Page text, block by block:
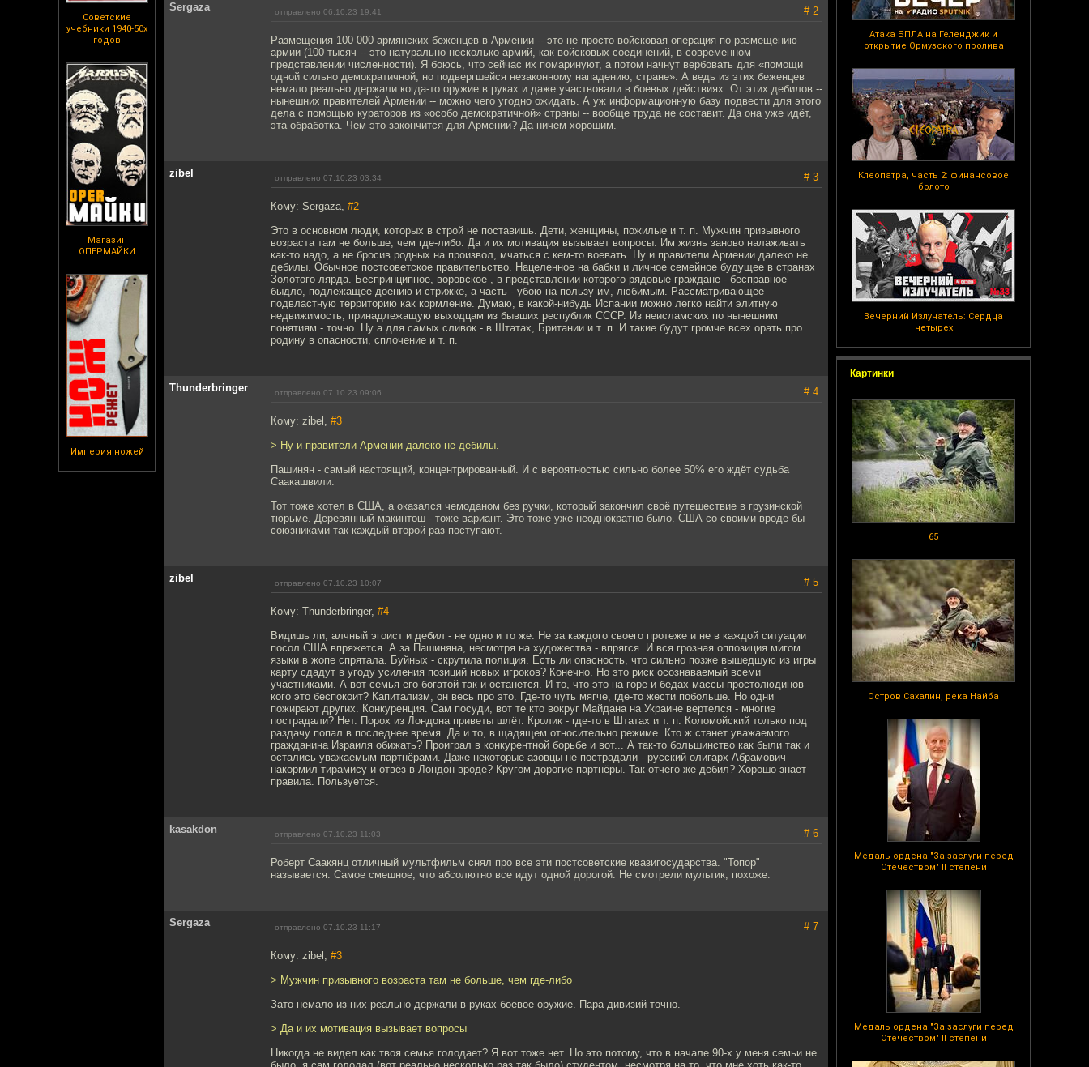
Советские
учебники 1940-50х
годов
Магазин
ОПЕРМАЙКИ
Империя ножей
Атака БПЛА на Геленджик и
открытие Ормузского пролива
Клеопатра, часть 2: финансовое
болото
Вечерний Излучатель: Сердца
четырех
Картинки
65
Остров Сахалин, река Найба
Медаль ордена "За заслуги перед
Отечеством" II степени
Медаль ордена "За заслуги перед
Отечеством" II степени
Sergaza отправлено 06.10.23 19:41 # 2
Размещения 100 000 армянских беженцев в Армении -- это не просто войсковая операция по размещению
армии (100 тысяч -- это натурально несколько армий, как войсковых соединений, в современном
представлении численности). Я боюсь, что сейчас их помаринуют, а потом начнут вербовать для «помощи
одной сильно демократичной, но подвергшейся незаконному нападению, стране». А ведь из этих беженцев
немало реально держали когда-то оружие в руках и даже участвовали в боевых действиях. От этих дебилов --
нынешних правителей Армении -- можно чего угодно ожидать. А уж информационную базу подвести для этого
дела с помощью кураторов из «особо демократичной» страны -- вообще труда не составит. Да она уже идёт,
эта обработка. Чем это закончится для Армении? Да ничем хорошим.
zibel отправлено 07.10.23 03:34 # 3
Кому: Sergaza, #2
Это в основном люди, которых в строй не поставишь. Дети, женщины, пожилые и т. п. Мужчин призывного
возраста там не больше, чем где-либо. Да и их мотивация вызывает вопросы. Им жизнь заново налаживать
как-то надо, а не бросив родных на произвол, мчаться с кем-то воевать. Ну и правители Армении далеко не
дебилы. Обычное постсоветское правительство. Нацеленное на бабки и личное семейное будущее в странах
Золотого лярда. Беспринципное, воровское , в представлении которого рядовые граждане - бесправное
быдло, подлежащее доению и стрижке, а часть - убою на пользу им, любимым. Рассматривающее
подвластную территорию как кормление. Думаю, в какой-нибудь Испании можно легко найти элитную
недвижимость, принадлежащую выходцам из бывших республик СССР. Из неисламских по нынешним
понятиям - точно. Ну а для самых сливок - в Штатах, Британии и т. п. И такие будут громче всех орать про
родину в опасности, сплочение и т. п.
Thunderbringer отправлено 07.10.23 09:06 # 4
Кому: zibel, #3
> Ну и правители Армении далеко не дебилы.
Пашинян - самый настоящий, концентрированный. И с вероятностью сильно более 50% его ждёт судьба
Саакашвили.
Тот тоже хотел в США, а оказался чемоданом без ручки, который закончил своё путешествие в грузинской
тюрьме. Деревянный макинтош - тоже вариант. Это тоже уже неоднократно было. США со своими вроде бы
союзниками так каждый второй раз поступают.
zibel отправлено 07.10.23 10:07 # 5
Кому: Thunderbringer, #4
Видишь ли, алчный эгоист и дебил - не одно и то же. Не за каждого своего протеже и не в каждой ситуации
посол США впряжется. А за Пашиняна, несмотря на художества - впрягся. И вся грозная оппозиция мигом
языки в жопе спрятала. Буйных - скрутила полиция. Есть ли опасность, что сильно позже вышедшую из игры
карту сдадут в угоду усиления позиций новых игроков? Конечно. Но это риск осознаваемый всеми
участниками. А вот семья его богатой так и останется. И то, что это на горе и бедах массы простолюдинов -
кого это беспокоит? Капитализм, он весь про это. Где-то чуть мягче, где-то жести побольше. Но одни
пожирают других. Конкуренция. Сам посуди, вот те кто вокруг Майдана на Украине вертелся - многие
пострадали? Нет. Порох из Лондона приветы шлёт. Кролик - где-то в Штатах и т. п. Коломойский только под
раздачу попал в последнее время. Да и то, в щадящем относительно режиме. Кто ж станет уважаемого
гражданина Израиля обижать? Проиграл в конкурентной борьбе и вот... А так-то большинство как были так и
остались уважаемым партнёрами. Даже некоторые азовцы не пострадали - русский олигарх Абрамович
накормил тирамису и отвёз в Лондон вроде? Кругом дорогие партнёры. Так отчего же дебил? Хорошо знает
правила. Пользуется.
kasakdon отправлено 07.10.23 11:03 # 6
Роберт Саакянц отличный мультфильм снял про все эти постсоветские квазигосударства. "Топор"
называется. Самое смешное, что абсолютно все идут одной дорогой. Не смотрели мультик, похоже.
Sergaza отправлено 07.10.23 11:17 # 7
Кому: zibel, #3
> Мужчин призывного возраста там не больше, чем где-либо
Зато немало из них реально держали в руках боевое оружие. Пара дивизий точно.
> Да и их мотивация вызывает вопросы
Никогда не видел как твоя семья голодает? Я вот тоже нет. Но это потому, что в начале 90-х у меня семьи не